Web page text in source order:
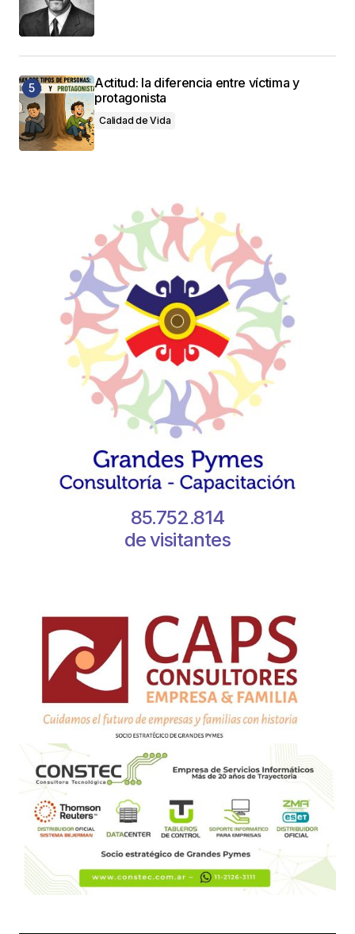
Actitud: la diferencia entre víctima y
protagonista
Calidad de Vida
85.752.814
de visitantes